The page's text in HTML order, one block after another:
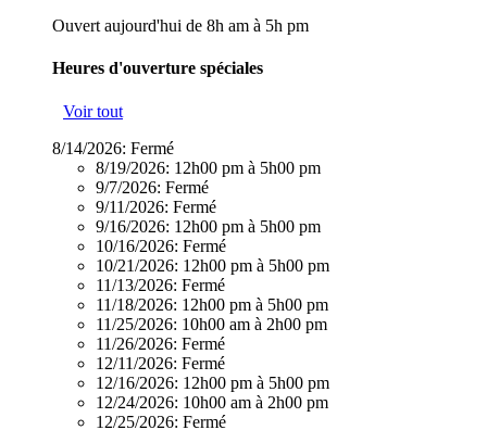
Ouvert aujourd'hui de 8h am à 5h pm
Heures d'ouverture spéciales
Voir tout
8/14/2026: Fermé
8/19/2026: 12h00 pm à 5h00 pm
9/7/2026: Fermé
9/11/2026: Fermé
9/16/2026: 12h00 pm à 5h00 pm
10/16/2026: Fermé
10/21/2026: 12h00 pm à 5h00 pm
11/13/2026: Fermé
11/18/2026: 12h00 pm à 5h00 pm
11/25/2026: 10h00 am à 2h00 pm
11/26/2026: Fermé
12/11/2026: Fermé
12/16/2026: 12h00 pm à 5h00 pm
12/24/2026: 10h00 am à 2h00 pm
12/25/2026: Fermé